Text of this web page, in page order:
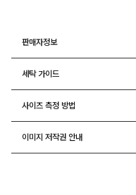
판매자정보
세탁 가이드
사이즈 측정 방법
이미지 저작권 안내